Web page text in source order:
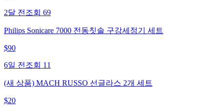
2달 전 조회 69
Philips Sonicare 7000 전동칫솔 구강세정기 세트
$90
6일 전 조회 11
(새 상품) MACH RUSSO 선글라스 2개 세트
$20